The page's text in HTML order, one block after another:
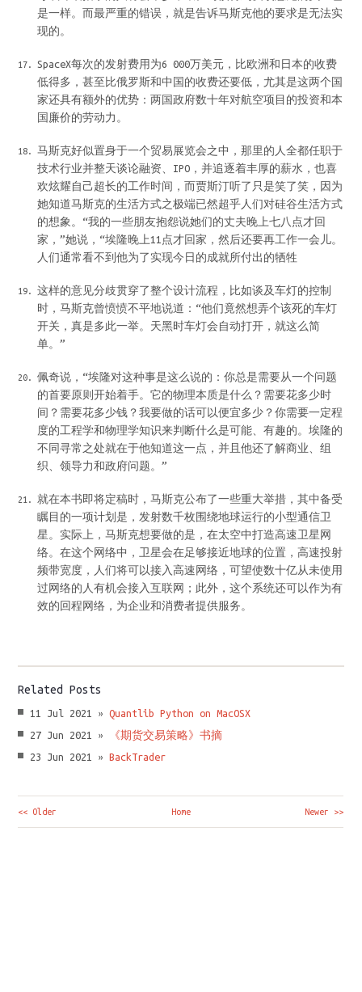
是一样。而最严重的错误，就是告诉马斯克他的要求是无法实
现的。
SpaceX每次的发射费用为6 000万美元，比欧洲和日本的收费
低得多，甚至比俄罗斯和中国的收费还要低，尤其是这两个国
家还具有额外的优势：两国政府数十年对航空项目的投资和本
国廉价的劳动力。
马斯克好似置身于一个贸易展览会之中，那里的人全都任职于
技术行业并整天谈论融资、IPO，并追逐着丰厚的薪水，也喜
欢炫耀自己超长的工作时间，而贾斯汀听了只是笑了笑，因为
她知道马斯克的生活方式之极端已然超乎人们对硅谷生活方式
的想象。“我的一些朋友抱怨说她们的丈夫晚上七八点才回
家，”她说，“埃隆晚上11点才回家，然后还要再工作一会儿。
人们通常看不到他为了实现今日的成就所付出的牺牲
这样的意见分歧贯穿了整个设计流程，比如谈及车灯的控制
时，马斯克曾愤愤不平地说道：“他们竟然想弄个该死的车灯
开关，真是多此一举。天黑时车灯会自动打开，就这么简
单。”
佩奇说，“埃隆对这种事是这么说的：你总是需要从一个问题
的首要原则开始着手。它的物理本质是什么？需要花多少时
间？需要花多少钱？我要做的话可以便宜多少？你需要一定程
度的工程学和物理学知识来判断什么是可能、有趣的。埃隆的
不同寻常之处就在于他知道这一点，并且他还了解商业、组
织、领导力和政府问题。”
就在本书即将定稿时，马斯克公布了一些重大举措，其中备受
瞩目的一项计划是，发射数千枚围绕地球运行的小型通信卫
星。实际上，马斯克想要做的是，在太空中打造高速卫星网
络。在这个网络中，卫星会在足够接近地球的位置，高速投射
频带宽度，人们将可以接入高速网络，可望使数十亿从未使用
过网络的人有机会接入互联网；此外，这个系统还可以作为有
效的回程网络，为企业和消费者提供服务。
Related Posts
11 Jul 2021 »
Quantlib Python on MacOSX
27 Jun 2021 »
《期货交易策略》书摘
23 Jun 2021 »
BackTrader
<< Older Home Newer >>